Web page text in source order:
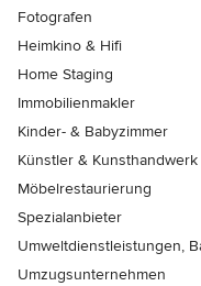
Fotografen
Heimkino & Hifi
Home Staging
Immobilienmakler
Kinder- & Babyzimmer
Künstler & Kunsthandwerk
Möbelrestaurierung
Spezialanbieter
Umweltdienstleistungen,
Umzugsunternehmen